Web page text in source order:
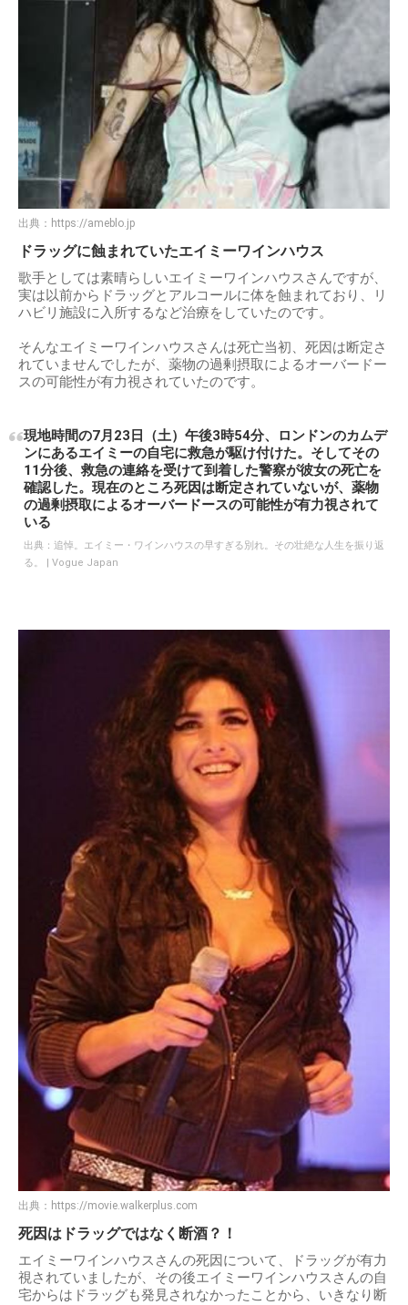
出典： https://ameblo.jp
ドラッグに蝕まれていたエイミーワインハウス
歌手としては素晴らしいエイミーワインハウスさんですが、
実は以前からドラッグとアルコールに体を蝕まれており、リ
ハビリ施設に入所するなど治療をしていたのです。
そんなエイミーワインハウスさんは死亡当初、死因は断定さ
れていませんでしたが、薬物の過剰摂取によるオーバードー
スの可能性が有力視されていたのです。
現地時間の7月23日（土）午後3時54分、ロンドンのカムデ
ンにあるエイミーの自宅に救急が駆け付けた。そしてその
11分後、救急の連絡を受けて到着した警察が彼女の死亡を
確認した。現在のところ死因は断定されていないが、薬物
の過剰摂取によるオーバードースの可能性が有力視されて
いる
出典： 追悼。エイミー・ワインハウスの早すぎる別れ。その壮絶な人生を振り返
る。 | Vogue Japan
出典： https://movie.walkerplus.com
死因はドラッグではなく断酒？！
エイミーワインハウスさんの死因について、ドラッグが有力
視されていましたが、その後エイミーワインハウスさんの自
宅からはドラッグも発見されなかったことから、いきなり断